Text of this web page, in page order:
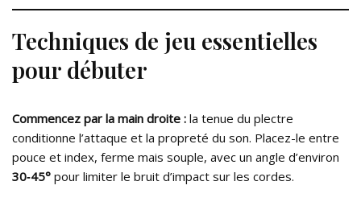
Techniques de jeu essentielles
pour débuter
Commencez par la main droite : la tenue du plectre
conditionne l’attaque et la propreté du son. Placez-le entre
pouce et index, ferme mais souple, avec un angle d’environ
30‑45° pour limiter le bruit d’impact sur les cordes.